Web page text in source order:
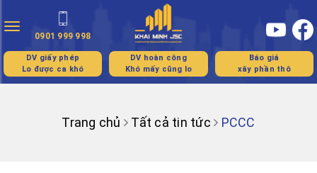
Toggle
navigation
0901 999 998
DV giấy phép
Lo được ca khó
DV hoàn công
Khó mấy cũng lo
Báo giá
xây phần thô
Trang chủ Tất cả tin tức PCCC